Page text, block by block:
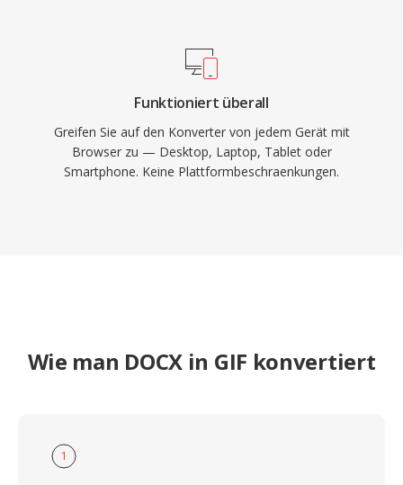
Funktioniert überall
Greifen Sie auf den Konverter von jedem Gerät mit
Browser zu — Desktop, Laptop, Tablet oder
Smartphone. Keine Plattformbeschraenkungen.
Wie man DOCX in GIF konvertiert
1